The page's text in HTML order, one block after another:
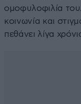
ομοφυλοφιλία
κοινωνία και
πεθάνει λίγα